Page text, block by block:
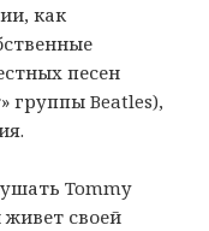
как
песен
группы Beatles),
Tommy
живет своей